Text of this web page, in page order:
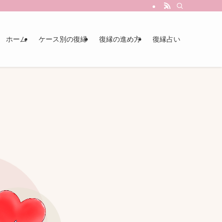
ホーム ケース別の復縁 復縁の進め方 復縁占い